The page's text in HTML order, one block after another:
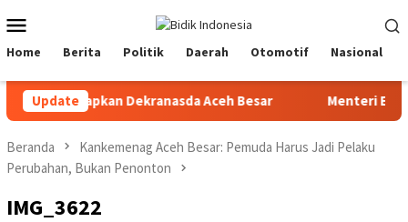
ke
kontenMobile
Home Berita Politik Daerah Otomotif Nasional
UpdateDekranasda Aceh Besar Menteri ESDM lantik
Beranda
Kankemenag Aceh Besar: Pemuda Harus Jadi Pelaku
Perubahan, Bukan Penonton
IMG_3622